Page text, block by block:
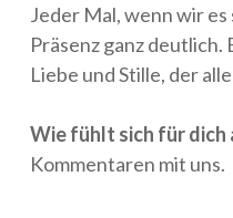
Jeder Mal, wenn wir
Präsenz ganz deutlich.
Liebe und Stille, der
Wie fühlt sich für dich
Kommentaren mit uns.